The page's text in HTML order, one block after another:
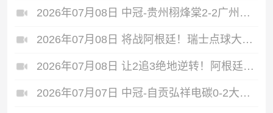
2026年07月08日 中冠-贵州栩烽棠2-2广州黄埔志诚 广州两度落后两度扳平
2026年07月08日 将战阿根廷！瑞士点球大战4-3淘汰哥伦比亚 D·桑切斯、库乔失点
2026年07月08日 让2追3绝地逆转！阿根廷3-2绝杀埃及进8强 梅西传射+失点恩佐绝杀
2026年07月07日 中冠-自贡弘祥电碳0-2大连聚惺晟恒 马灿杰破门